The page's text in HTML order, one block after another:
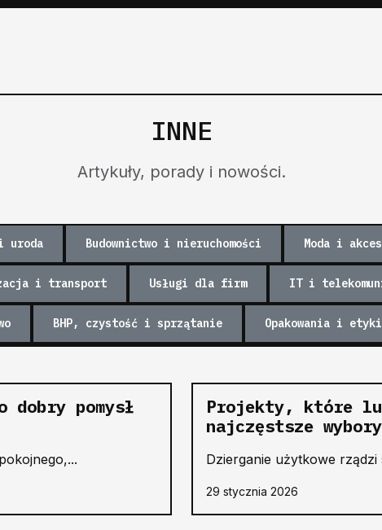
INNE
Artykuły, porady i nowości.
uroda Budownictwo i nieruchomości Moda i
i transport Usługi dla firm IT i
BHP, czystość i sprzątanie Opakowania i
dobry pomysł
Projekty, które
najczęstsze
Dzierganie użytkowe rządzi
29 stycznia 2026